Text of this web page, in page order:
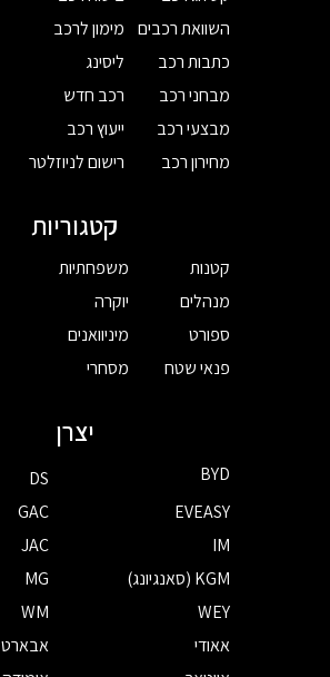
השוואת רכבים
כתבות רכב
מבחני רכב
מבצעי רכב
מחירון רכב
מימון לרכב
ליסינג
רכב חדש
ייעוץ רכב
רישום לניוזלטר
קטגוריות
קטנות
מנהלים
ספורט
פנאי שטח
משפחתיות
יוקרה
מיניוואנים
מסחרי
יצרן
BYD
DS
EVEASY
GAC
IM
JAC
KGM (סאנגיונג)
MG
WEY
WM
אאודי
אבארט